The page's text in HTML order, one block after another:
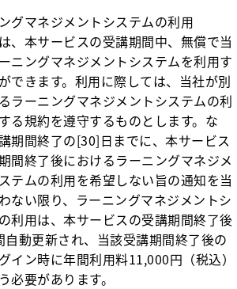
グマネジメントシステムの利用
、本サービスの受講期間中、無償で当
ニングマネジメントシステムを利用す
できます。利用に際しては、当社が別
ラーニングマネジメントシステムの利
る規約を遵守するものとします。な
期間終了の[30]日までに、本サービス
間終了後におけるラーニングマネジメ
テムの利用を希望しない旨の通知を当
ない限り、ラーニングマネジメントシ
利用は、本サービスの受講期間終了後
自動更新され、当該受講期間終了後の
イン時に年間利用料11,000円（税込）
必要があります。